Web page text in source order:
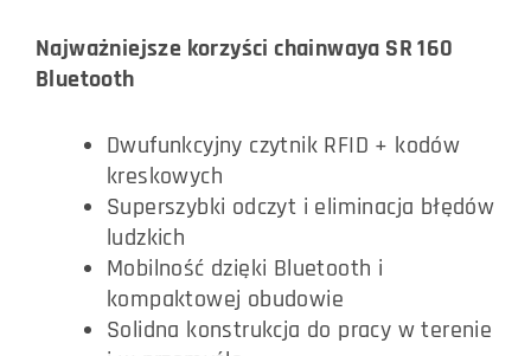
Najważniejsze korzyści chainwaya SR 160
Bluetooth
Dwufunkcyjny czytnik RFID + kodów
kreskowych
Superszybki odczyt i eliminacja błędów
ludzkich
Mobilność dzięki Bluetooth i
kompaktowej obudowie
Solidna konstrukcja do pracy w terenie